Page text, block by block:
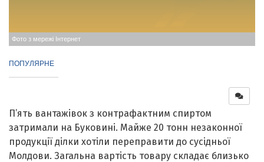
Фото з мережі Інтернет
ПОПУЛЯРНЕ
П’ять вантажівок з контрафактним спиртом
затримали на Буковині. Майже 20 тонн незаконної
продукції ділки хотіли переправити до сусідньої
Молдови. Загальна вартість товару складає близько